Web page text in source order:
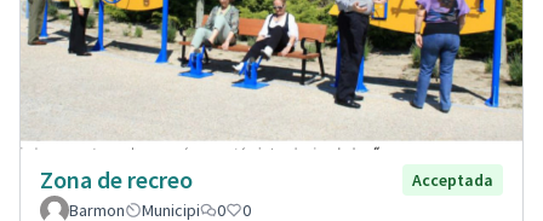
Zona de recreo
Acceptada
Barmon
Municipi 0 0